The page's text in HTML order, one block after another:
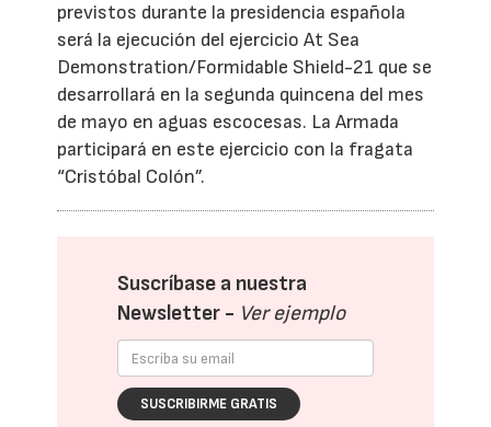
previstos durante la presidencia española
será la ejecución del ejercicio At Sea
Demonstration/Formidable Shield-21 que se
desarrollará en la segunda quincena del mes
de mayo en aguas escocesas. La Armada
participará en este ejercicio con la fragata
“Cristóbal Colón”.
Suscríbase a nuestra
Newsletter - Ver ejemplo
SUSCRIBIRME GRATIS